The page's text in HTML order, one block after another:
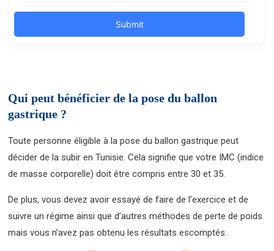
Qui peut bénéficier de la pose du ballon
gastrique ?
Toute personne éligible à la pose du ballon gastrique peut
décider de la subir en Tunisie. Cela signifie que votre IMC (indice
de masse corporelle) doit être compris entre 30 et 35.
De plus, vous devez avoir essayé de faire de l’exercice et de
suivre un régime ainsi que d’autres méthodes de perte de poids
mais vous n’avez pas obtenu les résultats escomptés.